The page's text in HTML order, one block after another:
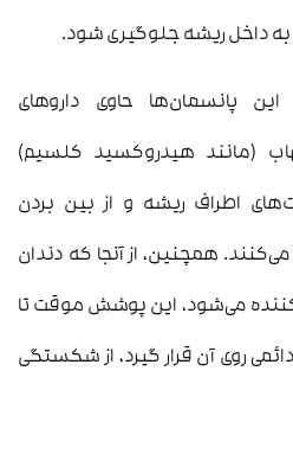
به داخل ریشه جلوگیری شود.
این پانسمان‌ها حاوی داروهای
(مانند هیدروکسید کلسیم)
اطراف ریشه و از بین بردن
همچنین، از آنجا که دندان
می‌شود، این پوشش موقت تا
روی آن قرار گیرد، از شکستگی